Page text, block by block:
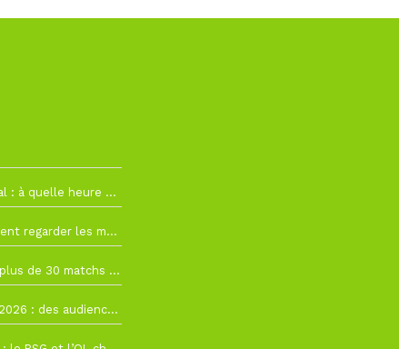
RC Lens – Villarreal : à quelle heure et sur quelle chaîne voir la finale de la Como Cup ?
Como Cup : comment regarder les matchs du RC Lens en direct ?
Ligue 1+ diffusera plus de 30 matchs amicaux avant la reprise de la Ligue 1
Coupe du monde 2026 : des audiences record, mais M6 devrait perdre très gros !